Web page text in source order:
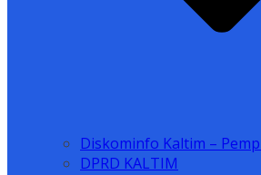
Diskominfo Kaltim –
DPRD KALTIM